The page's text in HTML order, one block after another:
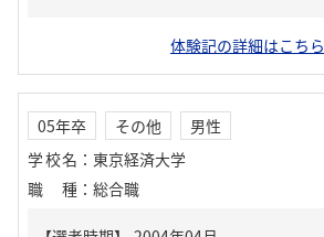
体験記の詳細はこちら
05年卒 その他
男性
学校名 ： 東京経済大学
職種 ： 総合職